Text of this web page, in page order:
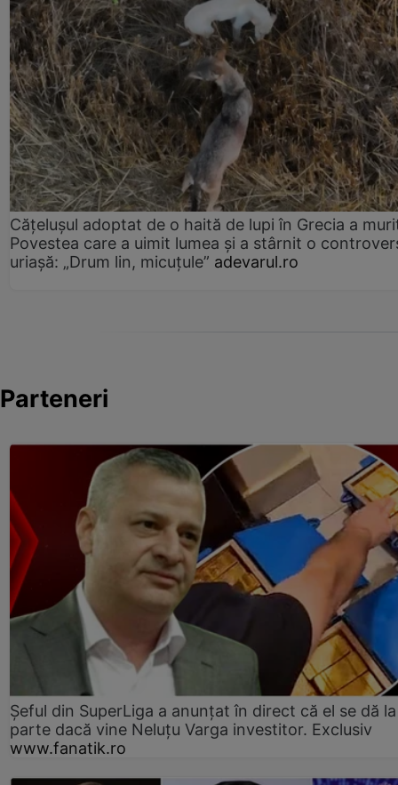
Cățelușul adoptat de o haită de lupi în Grecia a
Povestea care a uimit lumea și a stârnit o
uriașă: „Drum lin, micuțule” adevarul.ro
Parteneri
Șeful din SuperLiga a anunțat în direct că el se dă
parte dacă vine Neluțu Varga investitor. Exclusiv
www.fanatik.ro